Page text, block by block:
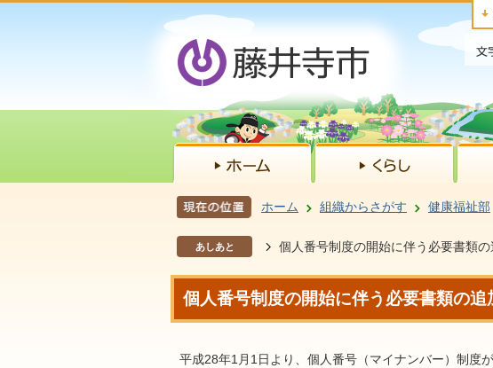
ホーム 組織からさがす 健康福祉部
あしあと 個人番号制度の開始に伴う必要書類
個人番号制度の開始に伴う必要書類の追
平成28年1月1日より、個人番号（マイナンバー）制度が